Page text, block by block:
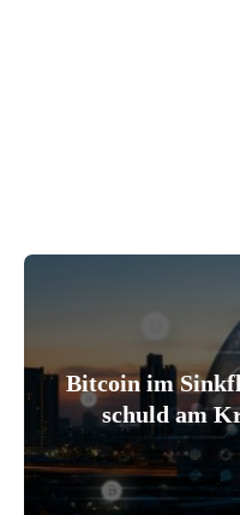
Bitcoin im
schuld am